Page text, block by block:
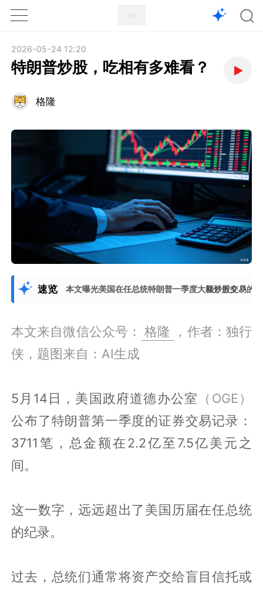
1X
2026-05-24 12:20
特朗普炒股，吃相有多难看？
格隆
速览 本文曝光美国在任总统特朗普一季度大额炒股交易的
展开更多
本文来自微信公众号： 格隆
，作者：独行
侠，题图来自：AI生成
5月14日，美国政府道德办公室 （OGE）
公布了特朗普第一季度的证券交易记录：
3711笔，总金额在2.2亿至7.5亿美元之
间。
这一数字，远远超出了美国历届在任总统
的纪录。
过去，总统们通常将资产交给盲目信托或